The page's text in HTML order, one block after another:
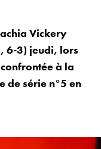
Vickery
6-3) jeudi, lors
à la
de série n°5 en